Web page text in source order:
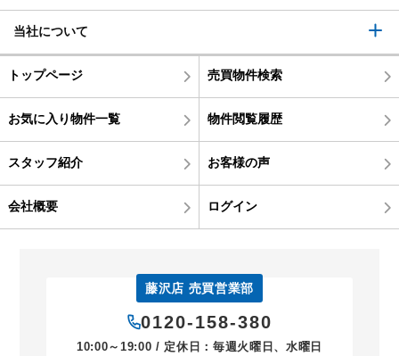
当社について
トップページ 売買物件検索
お気に入り物件一覧 物件閲覧履歴
スタッフ紹介 お客様の声
会社概要 ログイン
藤沢店 売買営業部
0120-158-380
10:00～19:00 / 定休日：毎週火曜日、水曜日